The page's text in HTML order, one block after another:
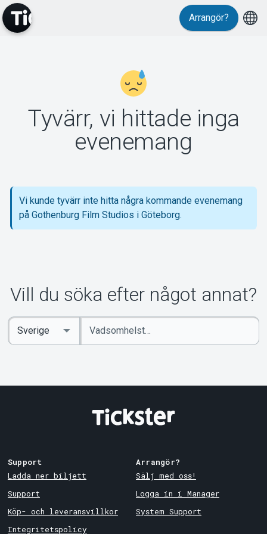
Support
Om Tickster
Arrangör?
Tyvärr, vi hittade inga
evenemang
Vi kunde tyvärr inte hitta några kommande evenemang
på Gothenburg Film Studios i Göteborg.
Vill du söka efter något annat?
Ange
sökord
Select
Country
Support
Ladda ner biljett
Support
Köp- och leveransvillkor
Integritetspolicy
Arrangör?
Sälj med oss!
Logga in i Manager
System Support